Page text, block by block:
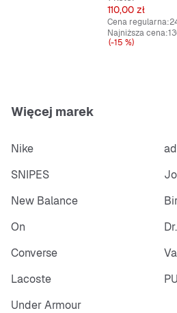
Amortyzujące i
Cena
110,00 zł
Cena regularna:
Najniższa cena:
(-15 %)
Więcej marek
Nike
SNIPES
New Balance
On
Converse
Lacoste
Under Armour